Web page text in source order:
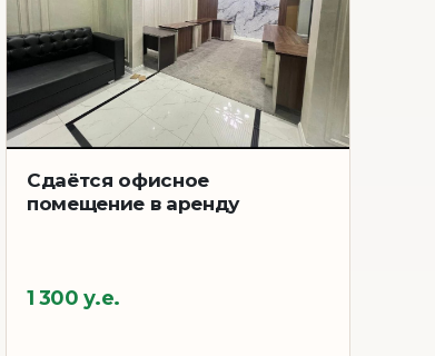
Сдаётся офисное
помещение в аренду
1 300 у.е.